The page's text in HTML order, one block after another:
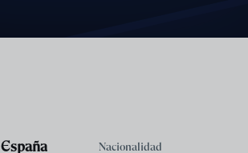
España Nacionalidad